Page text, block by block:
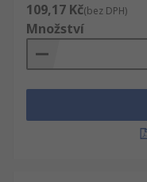
109,17 Kč(bez DPH)
Množství